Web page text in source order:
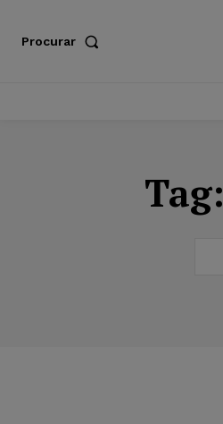
Procurar
Tag: